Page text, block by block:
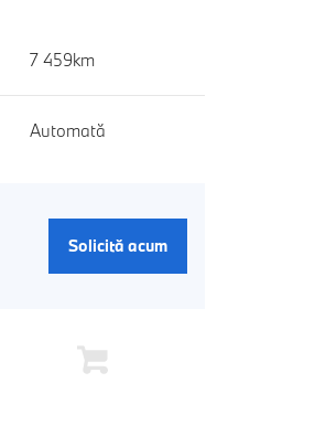
7 459km
Automată
Solicită acum